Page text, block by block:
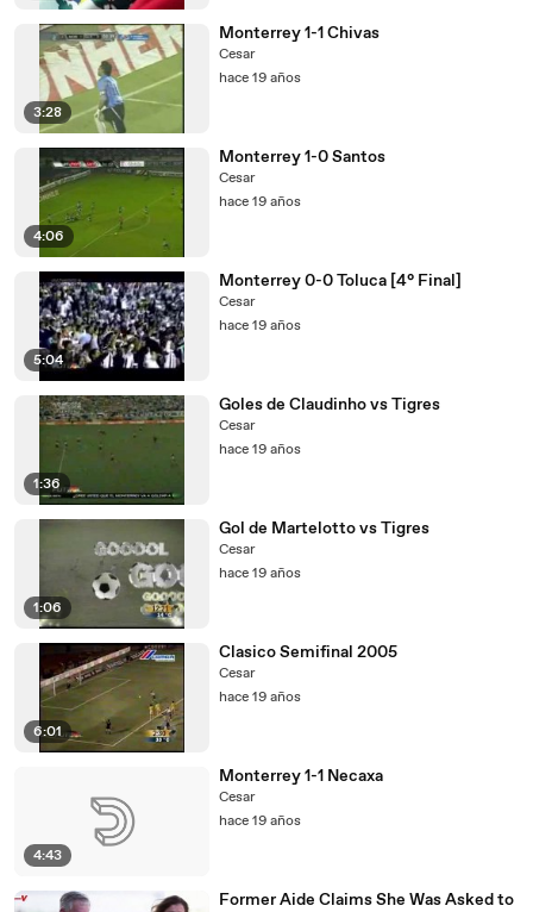
3:28
Monterrey 1-1 Chivas
Cesar
hace 19 años
4:06
Monterrey 1-0 Santos
Cesar
hace 19 años
5:04
Monterrey 0-0 Toluca [4° Final]
Cesar
hace 19 años
1:36
Goles de Claudinho vs Tigres
Cesar
hace 19 años
1:06
Gol de Martelotto vs Tigres
Cesar
hace 19 años
6:01
Clasico Semifinal 2005
Cesar
hace 19 años
4:43
Monterrey 1-1 Necaxa
Cesar
hace 19 años
Former Aide Claims She Was Asked to